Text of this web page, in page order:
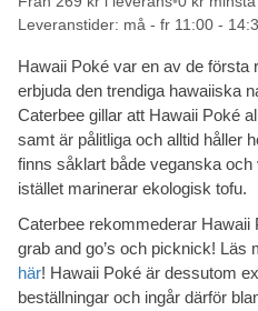
Leveranstider: må - fr 11:00 -
Hawaii Poké var en av de första
erbjuda den trendiga hawaiiska
Caterbee gillar att Hawaii Poké
samt är pålitliga och alltid håller
finns såklart både veganska
istället marinerar ekologisk tofu.
Caterbee rekommederar Hawaii
grab and go’s och picknick! Läs
här! Hawaii Poké är dessutom
beställningar och ingår därför